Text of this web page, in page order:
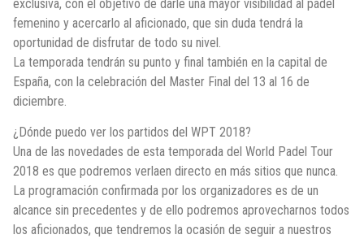
exclusiva, con el objetivo de darle una mayor visibilidad al pádel
femenino y acercarlo al aficionado, que sin duda tendrá la
oportunidad de disfrutar de todo su nivel.
La temporada tendrán su punto y final también en la capital de
España, con la celebración del Master Final del 13 al 16 de
diciembre.
¿Dónde puedo ver los partidos del WPT 2018?
Una de las novedades de esta temporada del World Padel Tour
2018 es que podremos verlaen directo en más sitios que nunca.
La programación confirmada por los organizadores es de un
alcance sin precedentes y de ello podremos aprovecharnos todos
los aficionados, que tendremos la ocasión de seguir a nuestros